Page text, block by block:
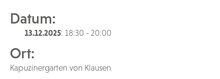
Datum:
13.12.2025: 18:30 - 20:00
Ort:
Kapuzinergarten von Klausen